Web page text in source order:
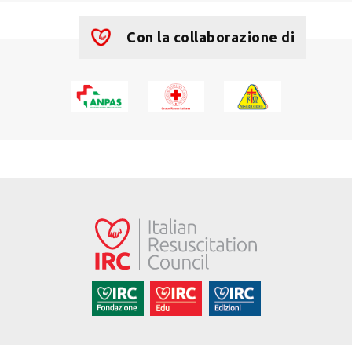
Con la collaborazione di